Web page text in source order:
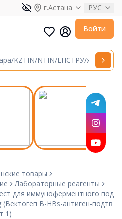
г.Астана РУС
Войти
товары
Лабораторные реагенты
для иммуноферментного под
В-HBs-антиген-подтв
1)